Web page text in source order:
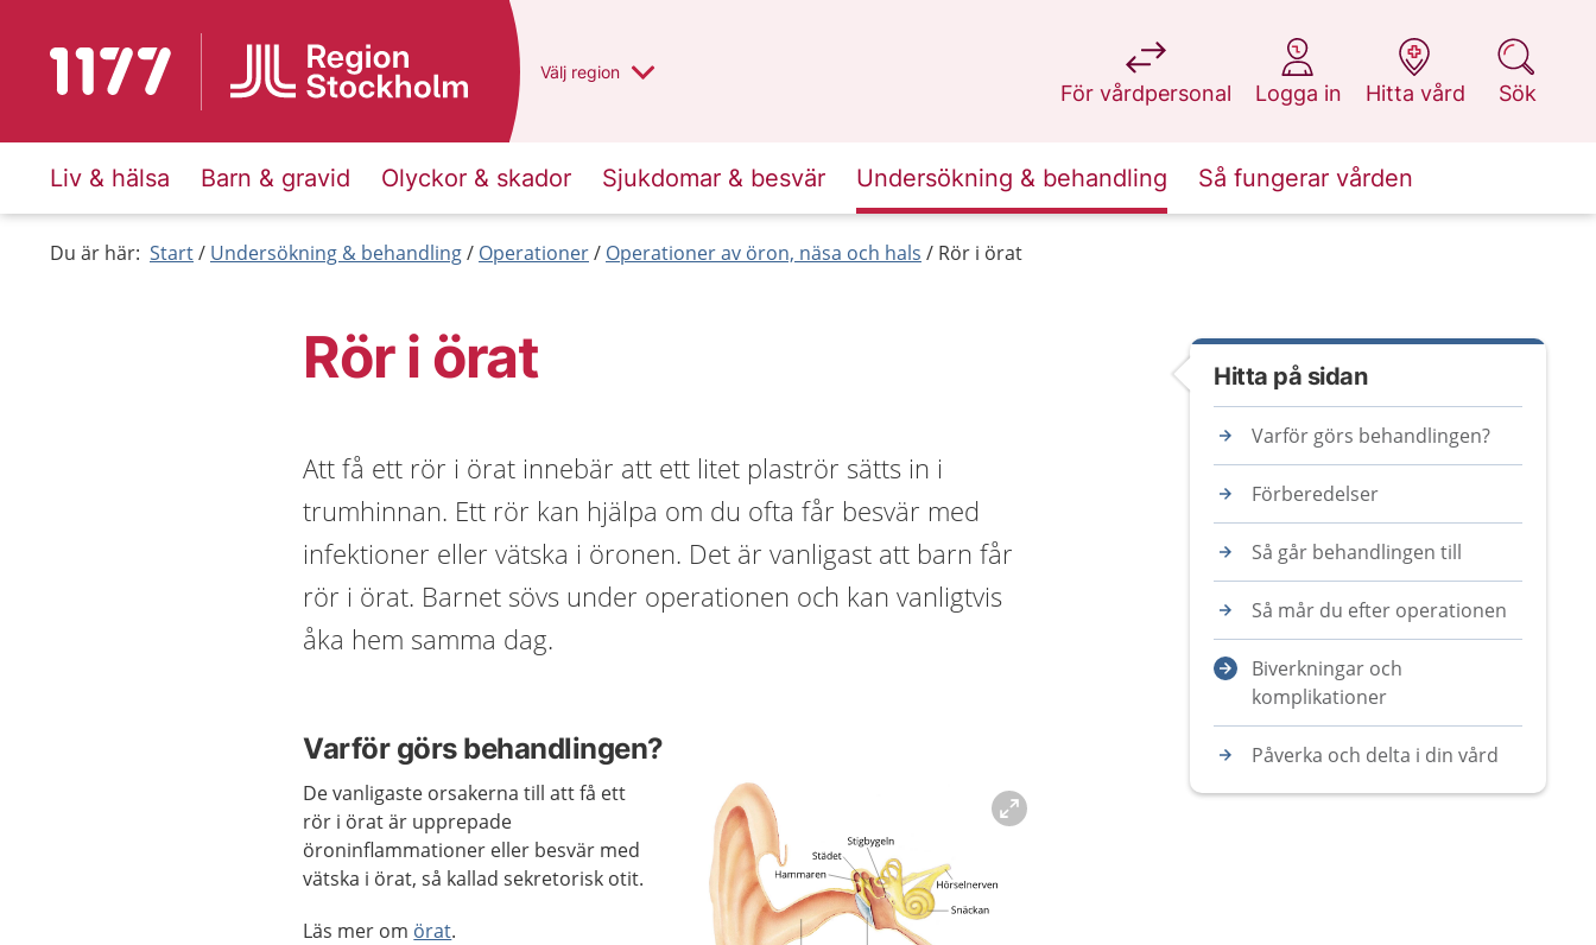
Till startsidan för 1177 Du har valt region
Välj en annan
region
För vårdpersonal
på 1177.se
Logga in
på 1177.se
Hitta vård
på 1177.se
Sök
på 1177.se
Liv & hälsa Barn & gravid Olyckor & skador Sjukdomar & besvär Undersökning & behandling Så fungerar vården
Du är här: Start Undersökning & behandling Operationer Operationer av öron, näsa och hals Rör i örat
Rör i örat
Att få ett rör i örat innebär att ett litet plaströr sätts in i
trumhinnan. Ett rör kan hjälpa om du ofta får besvär med
infektioner eller vätska i öronen. Det är vanligast att barn får
rör i örat. Barnet sövs under operationen och kan vanligtvis
åka hem samma dag.
Varför görs behandlingen?
De vanligaste orsakerna till att få ett
rör i örat är upprepade
öroninflammationer eller besvär med
vätska i örat, så kallad sekretorisk otit.
Läs mer om örat.
Hitta på sidan
Varför görs behandlingen?
Förberedelser
Så går behandlingen till
Så mår du efter operationen
Biverkningar och
komplikationer
Påverka och delta i din vård